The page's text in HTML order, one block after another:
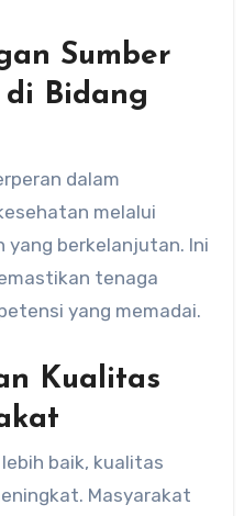
Sumber
Bidang
dalam
melalui
yang berkelanjutan. Ini
tenaga
yang memadai.
Kualitas
baik, kualitas
Masyarakat